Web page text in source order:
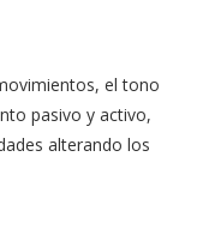
el tono
pasivo y activo,
alterando los